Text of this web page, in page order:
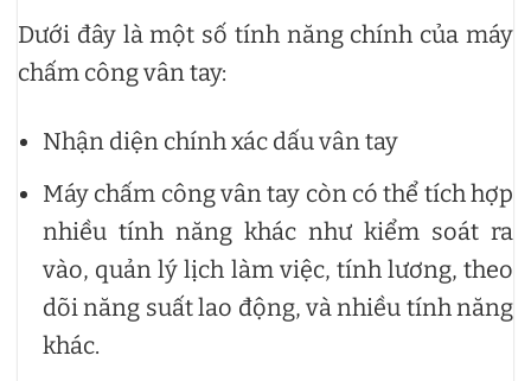
Dưới đây là một số tính năng chính của máy
chấm công vân tay:
Nhận diện chính xác dấu vân tay
Máy chấm công vân tay còn có thể tích hợp
nhiều tính năng khác như kiểm soát ra
vào, quản lý lịch làm việc, tính lương, theo
dõi năng suất lao động, và nhiều tính năng
khác.